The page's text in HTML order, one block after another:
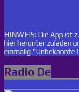
HINWEIS: Die App ist
hier herunter zuladen
einmalig "Unbekannte
Radio De